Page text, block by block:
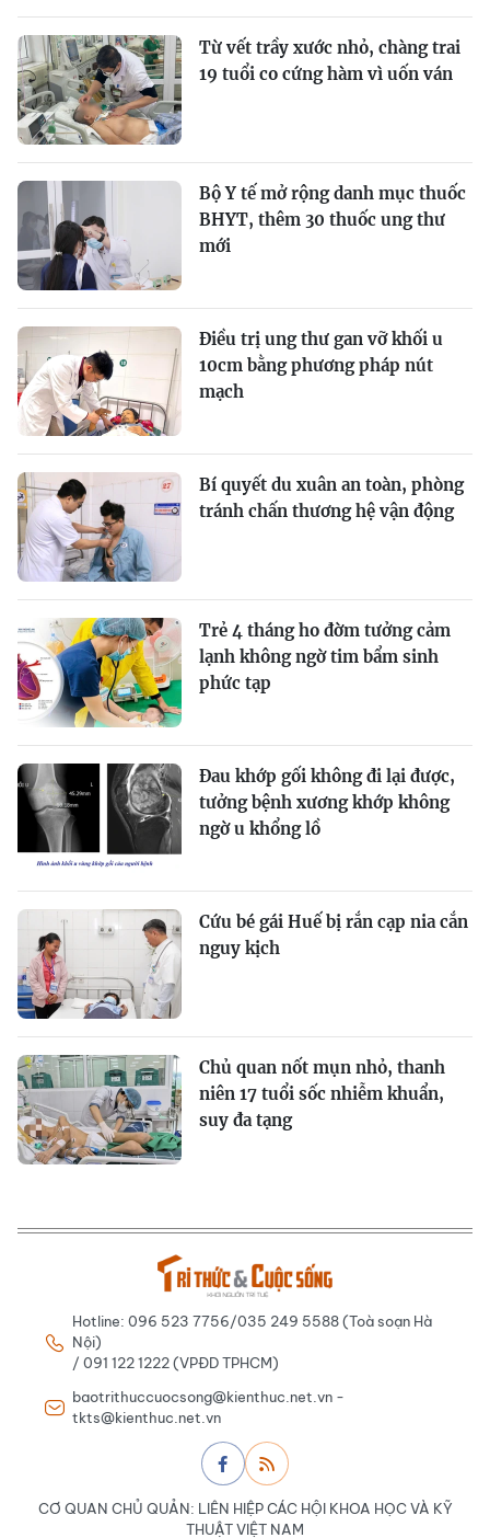
Từ vết trầy xước nhỏ, chàng trai
19 tuổi co cứng hàm vì uốn ván
Bộ Y tế mở rộng danh mục thuốc
BHYT, thêm 30 thuốc ung thư
mới
Điều trị ung thư gan vỡ khối u
10cm bằng phương pháp nút
mạch
Bí quyết du xuân an toàn, phòng
tránh chấn thương hệ vận động
Trẻ 4 tháng ho đờm tưởng cảm
lạnh không ngờ tim bẩm sinh
phức tạp
Đau khớp gối không đi lại được,
tưởng bệnh xương khớp không
ngờ u khổng lồ
Cứu bé gái Huế bị rắn cạp nia cắn
nguy kịch
Chủ quan nốt mụn nhỏ, thanh
niên 17 tuổi sốc nhiễm khuẩn,
suy đa tạng
Hotline: 096 523 7756/035 249 5588 (Toà soạn Hà
Nội)
/ 091 122 1222 (VPĐD TPHCM)
baotrithuccuocsong@kienthuc.net.vn -
tkts@kienthuc.net.vn
CƠ QUAN CHỦ QUẢN: LIÊN HIỆP CÁC HỘI KHOA HỌC VÀ KỸ
THUẬT VIỆT NAM